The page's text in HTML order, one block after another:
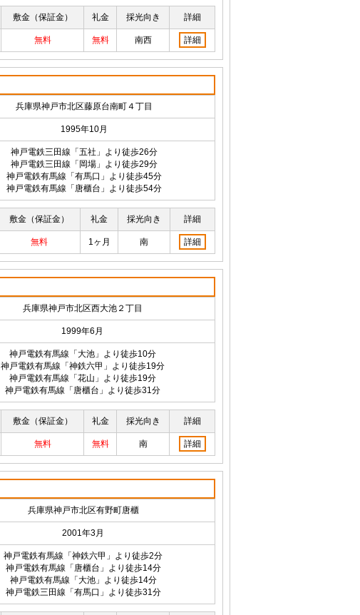
敷金（保証金） 礼金 採光向き 詳細
無料 無料 南西 詳細
兵庫県神戸市北区藤原台南町４丁目
1995年10月
神戸電鉄三田線「五社」より徒歩26分
神戸電鉄三田線「岡場」より徒歩29分
神戸電鉄有馬線「有馬口」より徒歩45分
神戸電鉄有馬線「唐櫃台」より徒歩54分
敷金（保証金） 礼金 採光向き 詳細
無料 1ヶ月 南 詳細
兵庫県神戸市北区西大池２丁目
1999年6月
神戸電鉄有馬線「大池」より徒歩10分
神戸電鉄有馬線「神鉄六甲」より徒歩19分
神戸電鉄有馬線「花山」より徒歩19分
神戸電鉄有馬線「唐櫃台」より徒歩31分
敷金（保証金） 礼金 採光向き 詳細
無料 無料 南 詳細
兵庫県神戸市北区有野町唐櫃
2001年3月
神戸電鉄有馬線「神鉄六甲」より徒歩2分
神戸電鉄有馬線「唐櫃台」より徒歩14分
神戸電鉄有馬線「大池」より徒歩14分
神戸電鉄三田線「有馬口」より徒歩31分